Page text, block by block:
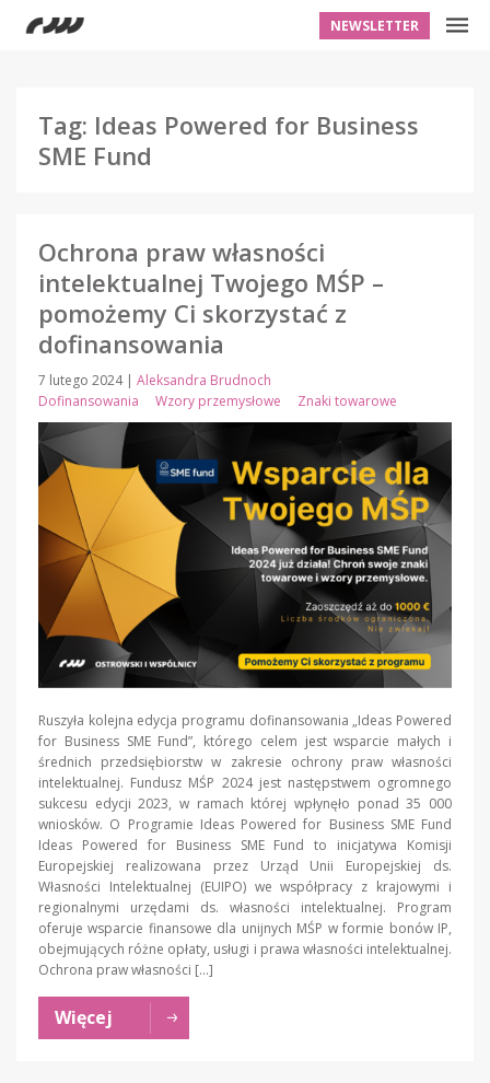
NEWSLETTER
Tag: Ideas Powered for Business
SME Fund
Ochrona praw własności
intelektualnej Twojego MŚP –
pomożemy Ci skorzystać z
dofinansowania
7 lutego 2024 | Aleksandra Brudnoch
Dofinansowania
Wzory przemysłowe Znaki towarowe
Ruszyła kolejna edycja programu dofinansowania „Ideas Powered
for Business SME Fund”, którego celem jest wsparcie małych i
średnich przedsiębiorstw w zakresie ochrony praw własności
intelektualnej. Fundusz MŚP 2024 jest następstwem ogromnego
sukcesu edycji 2023, w ramach której wpłynęło ponad 35 000
wniosków. O Programie Ideas Powered for Business SME Fund
Ideas Powered for Business SME Fund to inicjatywa Komisji
Europejskiej realizowana przez Urząd Unii Europejskiej ds.
Własności Intelektualnej (EUIPO) we współpracy z krajowymi i
regionalnymi urzędami ds. własności intelektualnej. Program
oferuje wsparcie finansowe dla unijnych MŚP w formie bonów IP,
obejmujących różne opłaty, usługi i prawa własności intelektualnej.
Ochrona praw własności […]
Więcej